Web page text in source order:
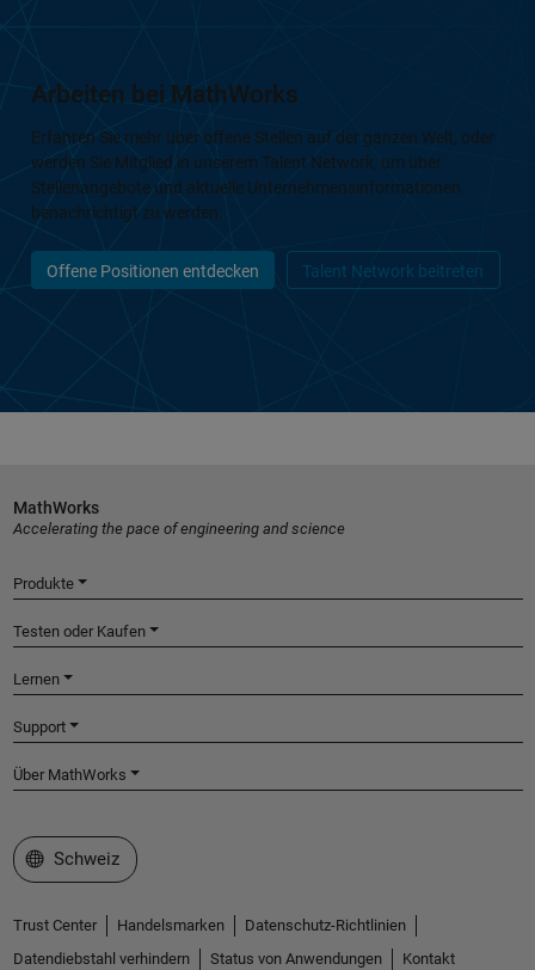
Arbeiten bei MathWorks
Erfahren Sie mehr über offene Stellen auf der ganzen Welt, oder
werden Sie Mitglied in unserem Talent Network, um über
Stellenangebote und aktuelle Unternehmensinformationen
benachrichtigt zu werden.
Offene Positionen entdecken Talent Network beitreten
MathWorks
Accelerating the pace of engineering and science
Produkte
Testen oder Kaufen
Lernen
Support
Über MathWorks
Website auswählen
Schweiz
Trust Center Handelsmarken
Datenschutz-Richtlinien
Datendiebstahl verhindern
Status von Anwendungen Kontakt